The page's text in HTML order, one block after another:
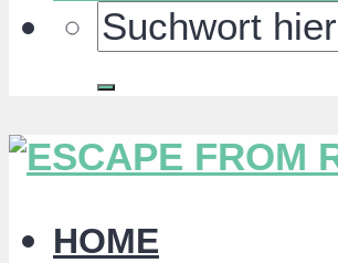
HOME